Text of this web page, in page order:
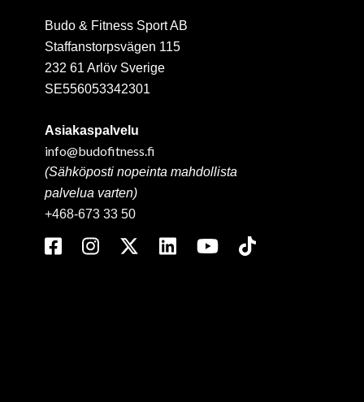
Budo & Fitness Sport AB
Staffanstorpsvägen 115
232 61 Arlöv Sverige
SE556053342301
Asiakaspalvelu
info@budofitness.fi
(Sähköposti nopeinta mahdollista
palvelua varten)
+468-673 33 50